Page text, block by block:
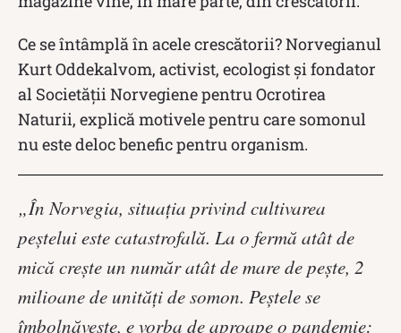
Ce se întâmplă în acele crescătorii? Norvegianul
Kurt Oddekalvom, activist, ecologist și fondator
al Societăţii Norvegiene pentru Ocrotirea
Naturii, explică motivele pentru care somonul
nu este deloc benefic pentru organism.
„În Norvegia, situația privind cultivarea
peştelui este catastrofală. La o fermă atât de
mică creşte un număr atât de mare de peşte, 2
milioane de unităţi de somon. Peștele se
îmbolnăveşte, e vorba de aproape o pandemie: